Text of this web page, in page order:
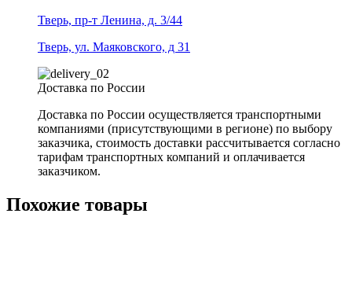
Тверь, пр-т Ленина, д. 3/44
Тверь, ул. Маяковского, д 31
Доставка по России
Доставка по России осуществляется транспортными
компаниями (присутствующими в регионе) по выбору
заказчика, стоимость доставки рассчитывается согласно
тарифам транспортных компаний и оплачивается
заказчиком.
Похожие товары